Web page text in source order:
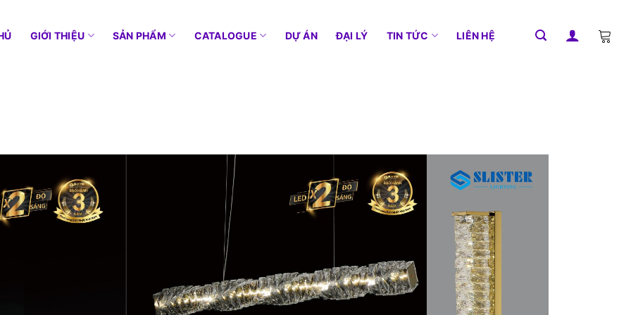
GIỚI THIỆU SẢN PHẨM CATALOGUE DỰ ÁN ĐẠI LÝ TIN TỨC LIÊN HỆ